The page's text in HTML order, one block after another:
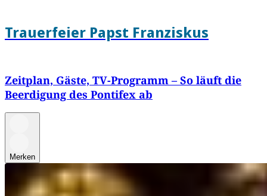
Trauerfeier Papst Franziskus
Zeitplan, Gäste, TV-Programm – So läuft die
Beerdigung des Pontifex ab
Merken